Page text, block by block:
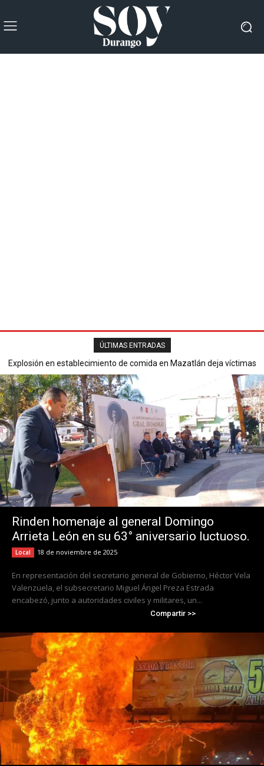
ÚLTIMAS ENTRADAS
en establecimiento de comida en Mazatlán deja víctimas
mortales y varios heridos.
Secretaría de Seguridad Pública reporta saldo blanco en operativo
del Buen Fin 2025.
Rinden homenaje al general Domingo
Arrieta León en su 63° aniversario luctuoso.
Local 18 de noviembre de 2025
En representación del secretario general de Gobierno, Héctor Vela
Valenzuela, el subsecretario Miguel Ángel Preza Estrada
encabezó, junto a autoridades civiles y militares, un...
Compartir >>